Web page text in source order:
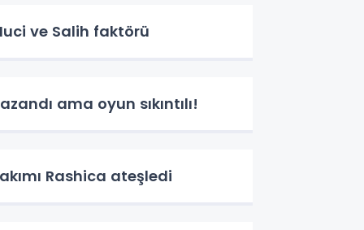
ve Salih faktörü
ama oyun sıkıntılı!
Rashica ateşledi